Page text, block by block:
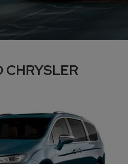
CHRYSLER